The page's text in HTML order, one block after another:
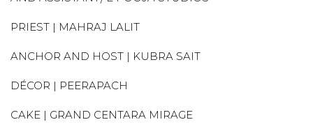
PRIEST | MAHRAJ LALIT
ANCHOR AND HOST | KUBRA SAIT
DÉCOR | PEERAPACH
CAKE | GRAND CENTARA MIRAGE